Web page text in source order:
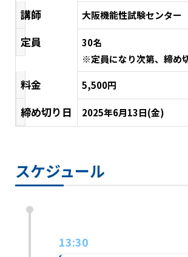
講師 大阪機能性試験センタ
定員
30名
※定員になり次第、締め
料金 5,500円
締め切り日 2025年6月13日(金)
スケジュール
13:30